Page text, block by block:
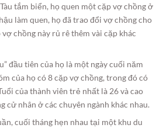
tắm biển, họ quen một cặp vợ chồng ở
làm quen, họ đã trao đổi vợ chồng cho
chồng này rủ rê thêm vài cặp khác
đầu tiên của họ là một ngày cuối năm
của họ có 8 cặp vợ chồng, trong đó có
của thành viên trẻ nhất là 26 và cao
cử nhân ở các chuyên ngành khác nhau.
cuối tháng hẹn nhau tại một khu du